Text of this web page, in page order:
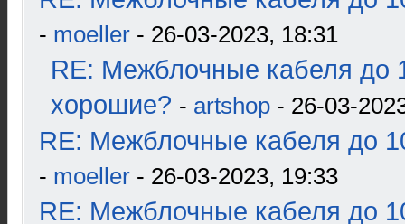
- moeller - 26-03-2023, 18:31
RE: Межблочные кабеля до
хорошие? - artshop - 26-03-
RE: Межблочные кабеля до
- moeller - 26-03-2023, 19:33
RE: Межблочные кабеля до